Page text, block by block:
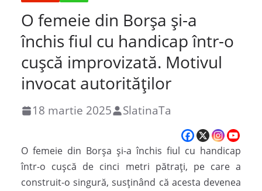
O femeie din Borșa și-a
închis fiul cu handicap într-o
cușcă improvizată. Motivul
invocat autorităților
18 martie 2025 SlatinaTa
O femeie din Borșa și-a închis fiul cu handicap
într-o cușcă de cinci metri pătrați, pe care a
construit-o singură, susținând că acesta devenea